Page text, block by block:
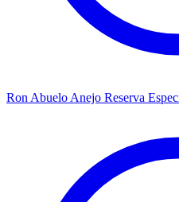
Ron Abuelo Anejo Reserva